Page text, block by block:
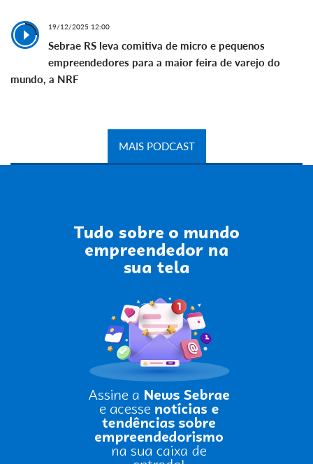
19/12/2025 12:00
Sebrae RS leva comitiva de micro e pequenos
empreendedores para a maior feira de varejo do
mundo, a NRF
MAIS PODCAST